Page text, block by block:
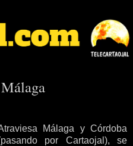
Málaga y Córdoba
por Cartaojal), se